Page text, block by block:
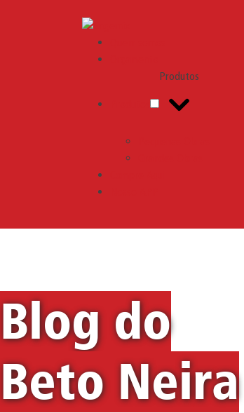
Engemix
Produtos
Blog do
Beto Neira